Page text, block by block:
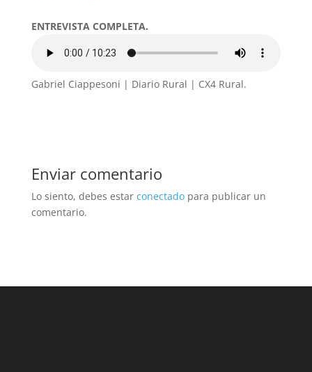
ENTREVISTA COMPLETA.
Gabriel Ciappesoni | Diario Rural | CX4 Rural.
Enviar comentario
Lo siento, debes estar conectadopara publicar un
comentario.